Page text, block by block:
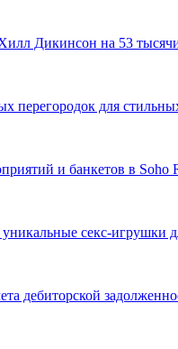
Дикинсон на 53
перегородок для
и банкетов в Soho
секс-игрушки
дебиторской